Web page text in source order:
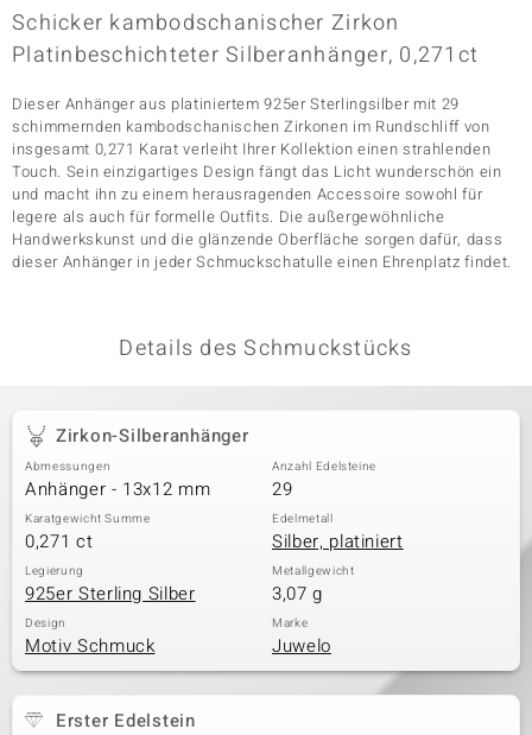
Classics
Schicker kambodschanischer Zirkon
Platinbeschichteter Silberanhänger, 0,271ct
Dieser Anhänger aus platiniertem 925er Sterlingsilber mit 29
schimmernden kambodschanischen Zirkonen im Rundschliff von
insgesamt 0,271 Karat verleiht Ihrer Kollektion einen strahlenden
Touch. Sein einzigartiges Design fängt das Licht wunderschön ein
und macht ihn zu einem herausragenden Accessoire sowohl für
legere als auch für formelle Outfits. Die außergewöhnliche
Handwerkskunst und die glänzende Oberfläche sorgen dafür, dass
dieser Anhänger in jeder Schmuckschatulle einen Ehrenplatz findet.
Details des Schmuckstücks
Zirkon-Silberanhänger
Abmessungen
Anhänger - 13x12 mm
Anzahl Edelsteine
29
Karatgewicht Summe
0,271 ct
Edelmetall
Silber, platiniert
Legierung
925er Sterling Silber
Metallgewicht
3,07 g
Design
Motiv Schmuck
Marke
Juwelo
Erster Edelstein